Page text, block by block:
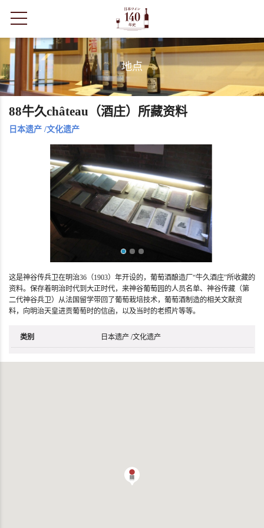
toggle navigation
地点
88牛久château（酒庄）所藏资料
日本遗产 /文化遗产
这是神谷传兵卫在明治36（1903）年开设的，葡萄酒酿造厂“牛久酒庄”所收藏的
资料。保存着明治时代到大正时代，来神谷葡萄园的人员名单、神谷传藏（第
二代神谷兵卫）从法国留学带回了葡萄栽培技术，葡萄酒制造的相关文献资
料，向明治天皇进贡葡萄时的信函，以及当时的老照片等等。
类别 日本遗产 /文化遗产